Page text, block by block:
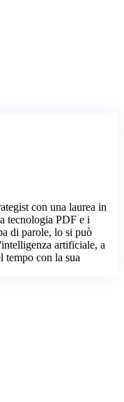
con una laurea in
tecnologia PDF e i
di parole, lo si può
artificiale, a
tempo con la sua